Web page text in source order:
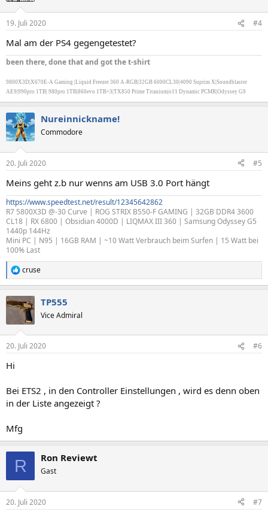
19. Juli 2020 #4
Mal am der PS4 gegengetestet?
been there, done that and got the t-shirt
9800X3D|X670E-A Gaming |Liquid Freezer 360 A-RGB|32GB 6000CL30|4090 Suprim X|Soundblaster
AE9|990pro 1TB| 980pro 1TB|860evo 1TB×3|TX850 Prime Titanium|o11 Dynamic PCMR|Odyssey G9
Nureinnickname!
Commodore
20. Juli 2020 #5
Meins geht z.b nur wenns am USB 3.0 Port hängt
https://www.speedtest.net/result/12345642862
R7 5800X3D @-30 Curve | ROG STRIX B550-F GAMING | 32GB DDR4 3600
CL18 | RX 6800 | Obsidian 4000D | LIQMAX III 360 | Samsung Odyssey G5
1440p 144Hz
Mini PC | N95 | 16GB RAM | ~10 Watt Verbrauch beim Surfen | 15 Watt bei
100% Last
R
e
k
e
:
cruse
TP555
Vice Admiral
20. Juli 2020 #6
Hi
Bei ETS2 , in den Controller Einstellungen , wird es denn oben
in der Liste angezeigt ?
Mfg
R Ron Reviewt
Gast
20. Juli 2020 #7